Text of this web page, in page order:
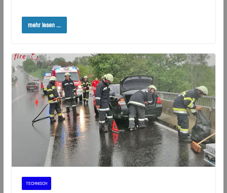
mehr lesen ...
TECHNISCH